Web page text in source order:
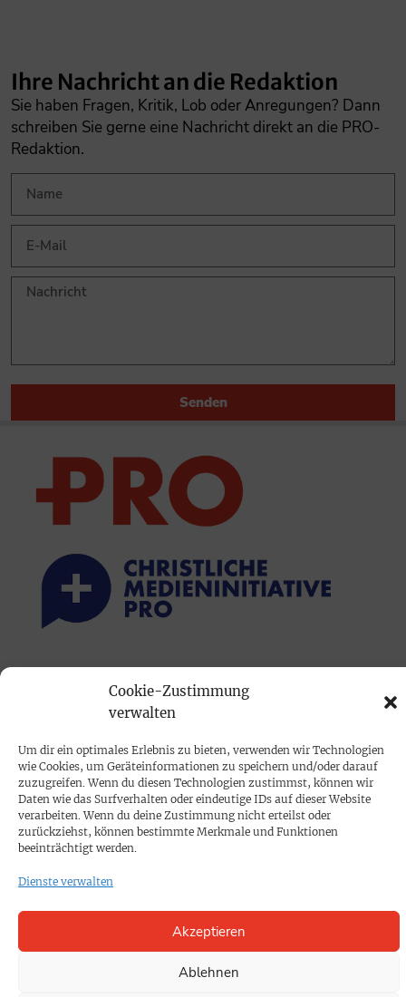
Cookie-Zustimmung
verwalten
Um dir ein optimales Erlebnis zu bieten, verwenden wir Technologien
wie Cookies, um Geräteinformationen zu speichern und/oder darauf
zuzugreifen. Wenn du diesen Technologien zustimmst, können wir
Daten wie das Surfverhalten oder eindeutige IDs auf dieser Website
verarbeiten. Wenn du deine Zustimmung nicht erteilst oder
zurückziehst, können bestimmte Merkmale und Funktionen
beeinträchtigt werden.
Dienste verwalten
Akzeptieren
Ablehnen
Ihre Nachricht an die Redaktion
Sie haben Fragen, Kritik, Lob oder Anregungen? Dann
schreiben Sie gerne eine Nachricht direkt an die PRO-
Redaktion.
Senden
Mediadaten
PROKOMPAKT
Impressum
SPENDEN
KONTAKT
Cookie-Richtlinie